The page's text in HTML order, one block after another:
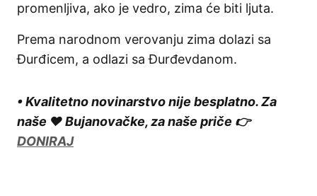
promenljiva, ako je vedro, zima će biti ljuta.
Prema narodnom verovanju zima dolazi sa
Đurđicem, a odlazi sa Đurđevdanom.
• Kvalitetno novinarstvo nije besplatno. Za
naše ❤️ Bujanovačke, za naše priče 👉
DONIRAJ